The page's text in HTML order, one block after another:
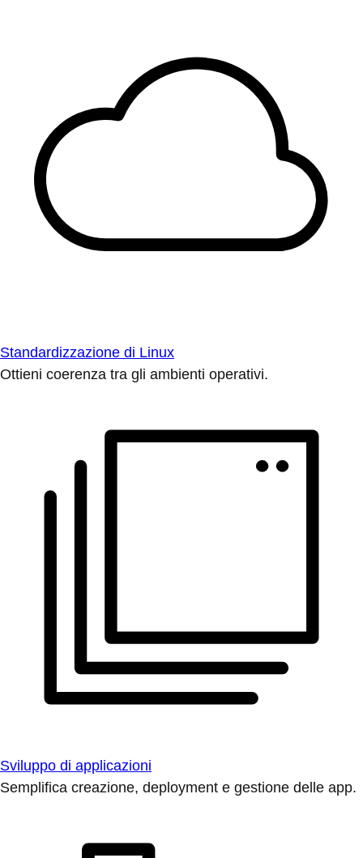
Standardizzazione di Linux
Ottieni coerenza tra gli ambienti operativi.
Sviluppo di applicazioni
Semplifica creazione, deployment e gestione delle app.